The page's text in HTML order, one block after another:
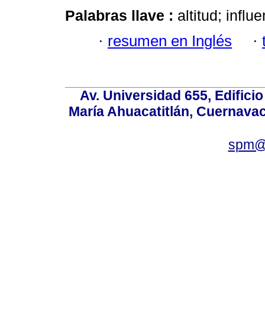
Palabras llave : altitud;
· resumen en Inglés ·
Av. Universidad 655,
María Ahuacatitlán,